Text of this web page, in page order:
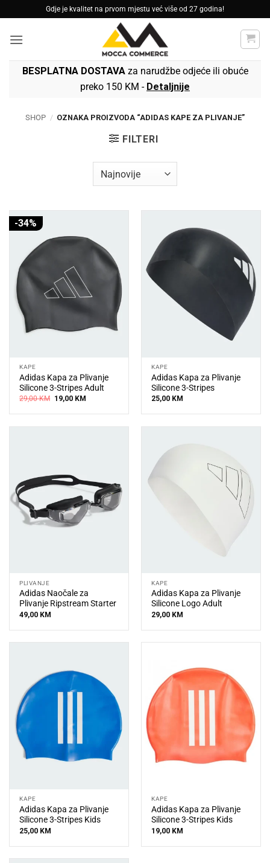
to
content
Gdje je kvalitet na prvom mjestu već više od 27 godina!
BESPLATNA DOSTAVAza narudžbe odjeće ili obuće
preko 150 KM - Detaljnije
SHOP / OZNAKA PROIZVODA “ADIDAS KAPE ZA PLIVANJE”
FILTERI
-34%
KAPE
Adidas Kapa za Plivanje
Silicone 3-Stripes Adult
29,00KM Original
was:
19,00 KMCurrent
is:
KAPE
Adidas Kapa za Plivanje
Silicone 3-Stripes
25,00 KM
PLIVANJE
Adidas Naočale za
Plivanje Ripstream Starter
49,00 KM
KAPE
Adidas Kapa za Plivanje
Silicone Logo Adult
29,00 KM
KAPE
Adidas Kapa za Plivanje
Silicone 3-Stripes Kids
25,00 KM
KAPE
Adidas Kapa za Plivanje
Silicone 3-Stripes Kids
19,00 KM